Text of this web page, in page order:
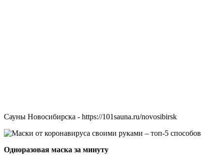
Сауны Новосибирска - https://101sauna.ru/novosibirsk
Одноразовая маска за минуту